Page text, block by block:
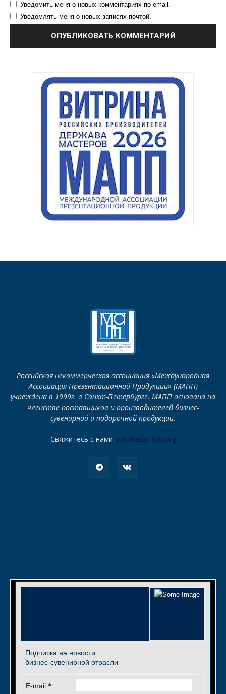
Уведомить меня о новых комментариях по email.
Уведомлять меня о новых записях почтой.
Российская некоммерческая ассоциация «Международная
Ассоциация Презентационной Продукции» (МАПП)
учреждена в 1999г. в Санкт-Петербурге. МАПП основана на
членстве поставщиков и производителей бизнес-
сувенирной и подарочной продукции.
Свяжитесь с нами: info@iapp-spb.org
Подписка на новости
бизнес-сувенирной отрасли
E-mail *